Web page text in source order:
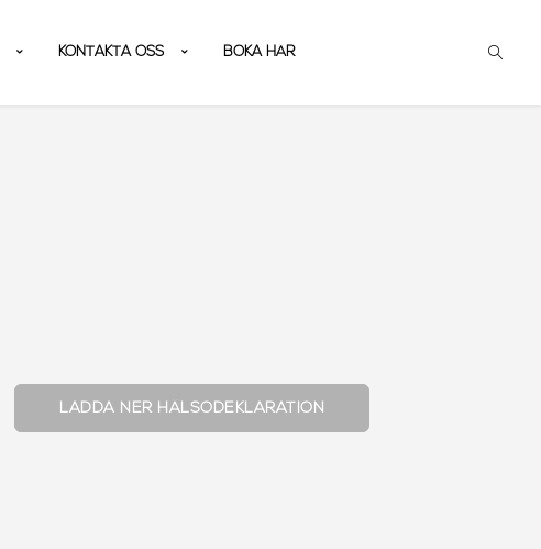
KONTAKTA OSS BOKA HÄR
LADDA NER HÄLSODEKLARATION